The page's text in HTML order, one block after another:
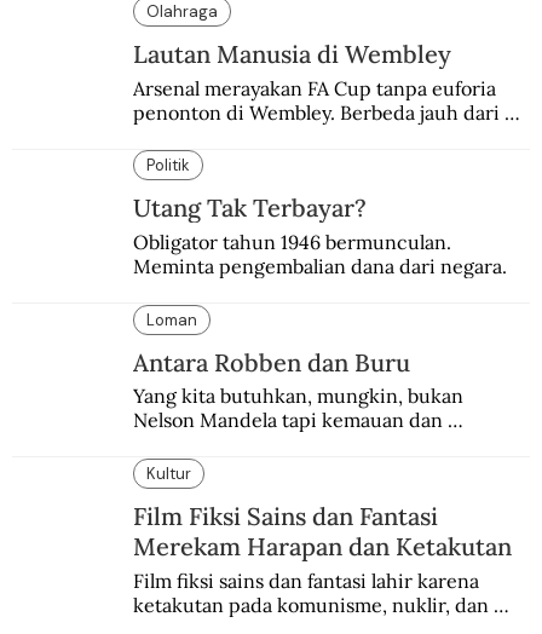
Olahraga
Lautan Manusia di Wembley
Arsenal merayakan FA Cup tanpa euforia
penonton di Wembley. Berbeda jauh dari
silam.
Politik
Utang Tak Terbayar?
Obligator tahun 1946 bermunculan.
Meminta pengembalian dana dari negara.
Loman
Antara Robben dan Buru
Yang kita butuhkan, mungkin, bukan
Nelson Mandela tapi kemauan dan
dengan berbagai cara yang bisa memenuhi
rasa keadilan.
Kultur
Film Fiksi Sains dan Fantasi
Merekam Harapan dan Ketakutan
Film fiksi sains dan fantasi lahir karena
ketakutan pada komunisme, nuklir, dan